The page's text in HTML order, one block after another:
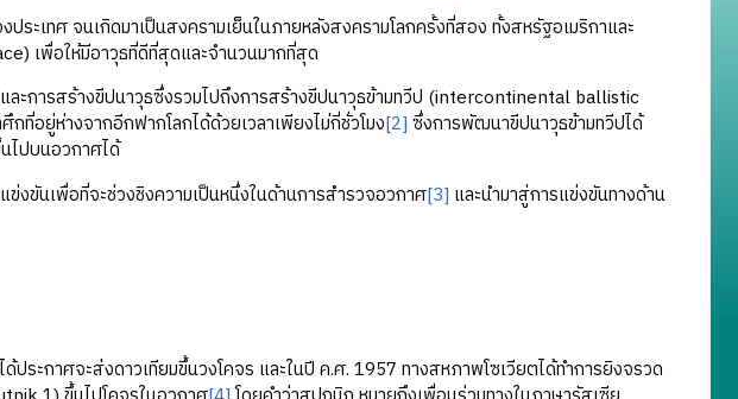
ะเทศ จนเกิดมาเป็นสงครามเย็นในภายหลังสงครามโลกครั้งที่สอง ทั้งสหรัฐอเมริกาและ
เพื่อให้มีอาวุธที่ดีที่สุดและจำนวนมากที่สุด
การสร้างขีปนาวุธซึ่งรวมไปถึงการสร้างขีปนาวุธข้ามทวีป (intercontinental ballistic
ที่อยู่ห่างจากอีกฟากโลกได้ด้วยเวลาเพียงไม่กี่ชั่วโมง[2] ซึ่งการพัฒนาขีปนาวุธข้ามทวีปได้
ไปบนอวกาศได้
นเพื่อที่จะช่วงชิงความเป็นหนึ่งในด้านการสำรวจอวกาศ[3] และนำมาสู่การแข่งขันทางด้าน
กาศจะส่งดาวเทียมขึ้นวงโคจร และในปี ค.ศ. 1957 ทางสหภาพโซเวียตได้ทำการยิงจรวด